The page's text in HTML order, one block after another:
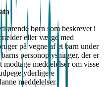
børn som beskrevet i
eller værge med
på vegne af et barn under
personoplysninger, der er
meddelelser om visse
yderligere
meddelelser.